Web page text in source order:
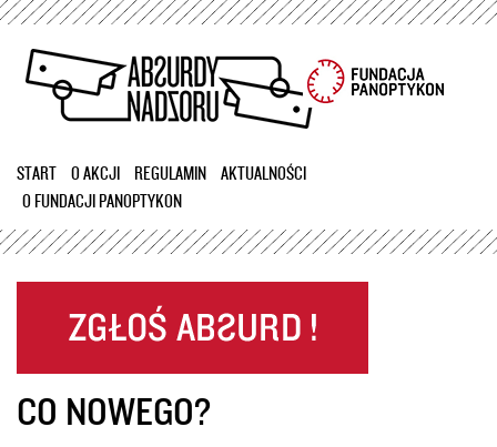
Przejdź
treści
START O AKCJI REGULAMIN
AKTUALNOŚCI
O FUNDACJI PANOPTYKON
CO NOWEGO?